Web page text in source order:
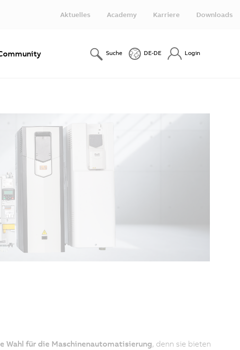
Aktuelles Academy Karriere Downloads
Suche DE-DE Login
Wahl für die Maschinenautomatisierung, denn sie bieten